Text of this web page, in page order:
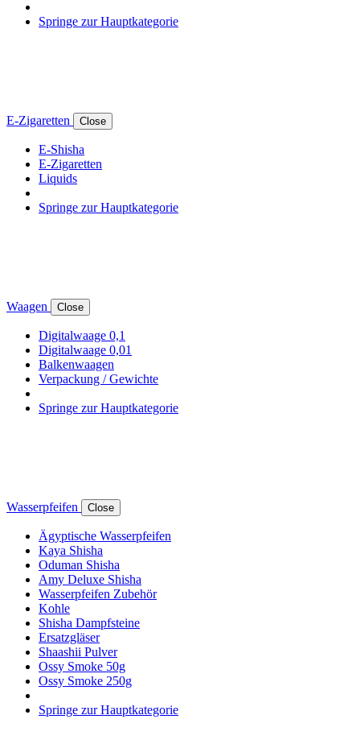
Springe zur Hauptkategorie
E-Zigaretten Close
E-Shisha
E-Zigaretten
Liquids
Springe zur Hauptkategorie
Waagen Close
Digitalwaage 0,1
Digitalwaage 0,01
Balkenwaagen
Verpackung / Gewichte
Springe zur Hauptkategorie
Wasserpfeifen Close
Ägyptische Wasserpfeifen
Kaya Shisha
Oduman Shisha
Amy Deluxe Shisha
Wasserpfeifen Zubehör
Kohle
Shisha Dampfsteine
Ersatzgläser
Shaashii Pulver
Ossy Smoke 50g
Ossy Smoke 250g
Springe zur Hauptkategorie